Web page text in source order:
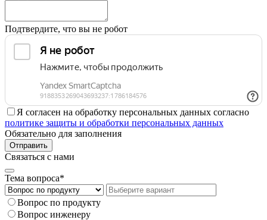
Подтвердите, что вы не робот
Я согласен на обработку персональных данных согласно
политике защиты и обработки персональных данных
Обязательно для заполнения
Отправить
Связаться с нами
Тема вопроса*
Вопрос по продукту
Вопрос инженеру